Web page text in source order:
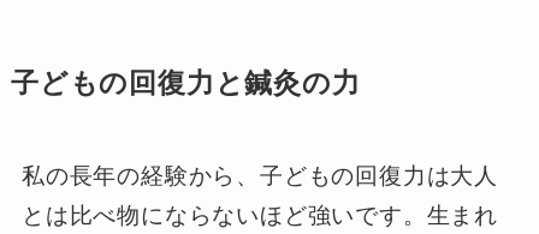
子どもの回復力と鍼灸の力
私の長年の経験から、子どもの回復力は大人
とは比べ物にならないほど強いです。生まれ